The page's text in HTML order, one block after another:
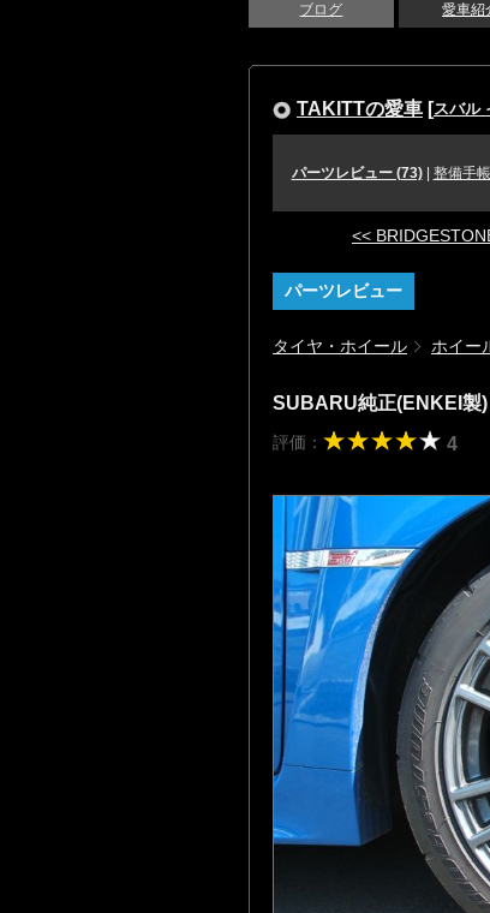
ブログ 愛車紹
TAKITTの愛車 [スバル
パーツレビュー (73)| 整備手
<<
パーツレビュー
タイヤ・ホイール ホイー
SUBARU純正(ENKEI
評価： 4